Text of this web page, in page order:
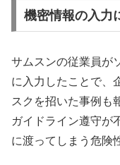
機密情報の入力
サムスンの従業員が
に入力したことで、
スクを招いた事例も
ガイドライン遵守が
に渡ってしまう危険